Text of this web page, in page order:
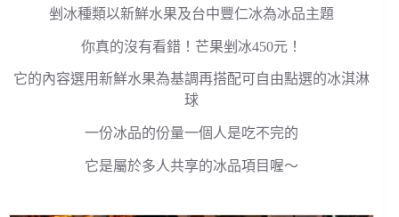
剉冰種類以新鮮水果及台中豐仁冰為冰品主題
你真的沒有看錯！芒果剉冰450元！
它的內容選用新鮮水果為基調再搭配可自由點選的冰淇淋
球
一份冰品的份量一個人是吃不完的
它是屬於多人共享的冰品項目喔～